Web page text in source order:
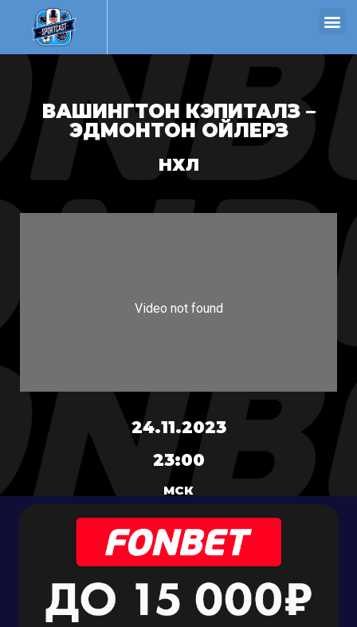
ВАШИНГТОН КЭПИТАЛЗ –
ЭДМОНТОН ОЙЛЕРЗ
НХЛ
24.11.2023
23:00
МСК